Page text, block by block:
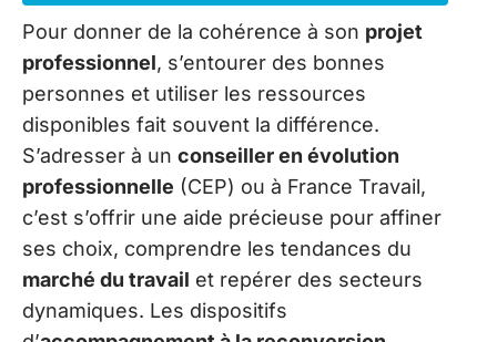
Pour donner de la cohérence à son projet
professionnel, s’entourer des bonnes
personnes et utiliser les ressources
disponibles fait souvent la différence.
S’adresser à un conseiller en évolution
professionnelle (CEP) ou à France Travail,
c’est s’offrir une aide précieuse pour affiner
ses choix, comprendre les tendances du
marché du travail et repérer des secteurs
dynamiques. Les dispositifs